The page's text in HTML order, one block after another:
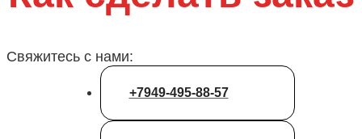
Свяжитесь с нами:
+7949-495-88-57